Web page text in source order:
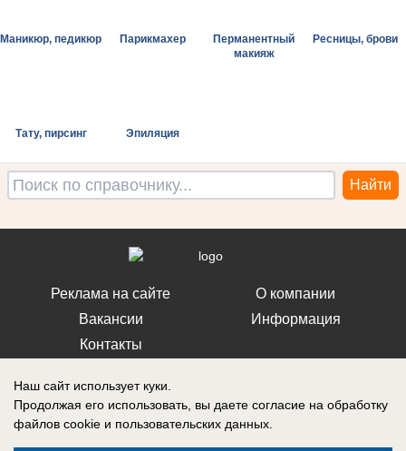
Маникюр, педикюр Парикмахер
Перманентный
макияж
Ресницы, брови
Тату, пирсинг Эпиляция
Реклама на сайте
Вакансии
Контакты
О компании
Информация
Наш сайт использует куки.
Продолжая его использовать, вы даете согласие на обработку
файлов cookie и пользовательских данных.